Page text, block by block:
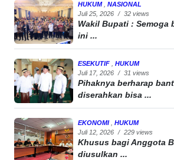
HUKUM
NASIONAL
Juli 25, 2026 / 32 views
Wakil Bupati : Semoga
ini ...
ESEKUTIF
HUKUM
Juli 17, 2026 / 31 views
Pihaknya berharap
diserahkan bisa ...
EKONOMI
HUKUM
Juli 12, 2026 / 229 views
Khusus bagi Anggota
diusulkan ...